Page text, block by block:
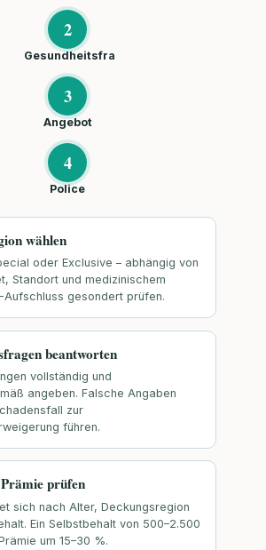
2
Gesundheitsfra
3
Angebot
4
Police
wählen
oder Exclusive – abhängig von
Standort und medizinischem
Aufschluss gesondert prüfen.
beantworten
vollständig und
angeben. Falsche Angaben
zur
führen.
prüfen
sich nach Alter, Deckungsregion
Ein Selbstbehalt von 500–2.500
um 15–30 %.